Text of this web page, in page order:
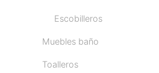
Escobilleros
Muebles baño
Toalleros